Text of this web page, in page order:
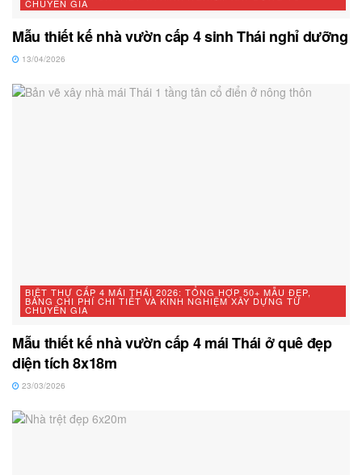
CHUYÊN GIA
Mẫu thiết kế nhà vườn cấp 4 sinh Thái nghỉ dưỡng
13/04/2026
BIỆT THỰ CẤP 4 MÁI THÁI 2026: TỔNG HỢP 50+ MẪU ĐẸP,
BẢNG CHI PHÍ CHI TIẾT VÀ KINH NGHIỆM XÂY DỰNG TỪ
CHUYÊN GIA
Mẫu thiết kế nhà vườn cấp 4 mái Thái ở quê đẹp
diện tích 8x18m
23/03/2026